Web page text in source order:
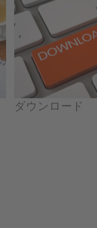
ダウンロード